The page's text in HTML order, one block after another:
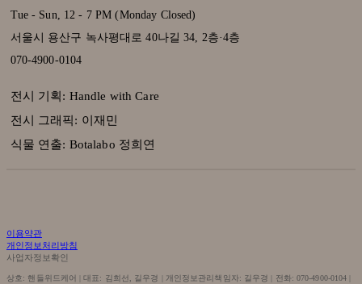
Tue - Sun, 12 - 7 PM (Monday Closed)
서울시 용산구 녹사평대로 40나길 34, 2층·4층
070-4900-0104
전시 기획: Handle with Care
전시 그래픽: 이재민
식물 연출: Botalabo 정희연
이용약관
개인정보처리방침
사업자정보확인
상호: 핸들위드케어 | 대표: 김희선, 길우경 | 개인정보관리책임자: 길우경 | 전화: 070-4900-0104 |